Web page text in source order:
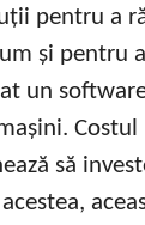
pentru a
și pentru
un
să